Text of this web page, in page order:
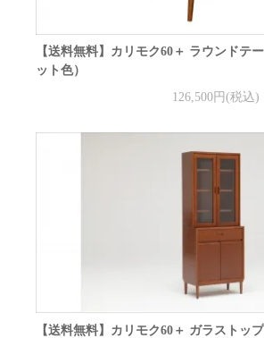
【送料無料】カリモク60＋ ラウンドテ
ット色）
126,500円(税込)
【送料無料】カリモク60＋ ガラストッ